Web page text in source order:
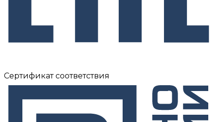
Сертификат соответствия